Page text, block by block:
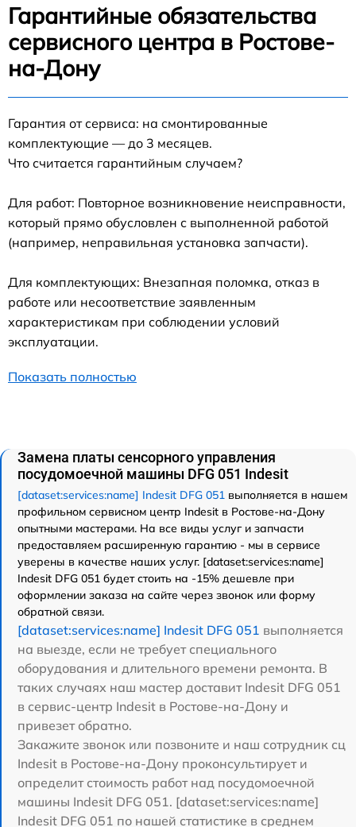
Гарантийные обязательства
сервисного центра в Ростове-
на-Дону
Гарантия от сервиса: на смонтированные
комплектующие — до 3 месяцев.
Что считается гарантийным случаем?
Для работ: Повторное возникновение неисправности,
который прямо обусловлен с выполненной работой
(например, неправильная установка запчасти).
Для комплектующих: Внезапная поломка, отказ в
работе или несоответствие заявленным
характеристикам при соблюдении условий
эксплуатации.
Показать полностью
Замена платы сенсорного управления
посудомоечной машины DFG 051 Indesit
[dataset:services:name] Indesit DFG 051 выполняется в нашем
профильном сервисном центр Indesit в Ростове-на-Дону
опытными мастерами. На все виды услуг и запчасти
предоставляем расширенную гарантию - мы в сервисе
уверены в качестве наших услуг. [dataset:services:name]
Indesit DFG 051 будет стоить на -15% дешевле при
оформлении заказа на сайте через звонок или форму
обратной связи.
[dataset:services:name] Indesit DFG 051 выполняется
на выезде, если не требует специального
оборудования и длительного времени ремонта. В
таких случаях наш мастер доставит Indesit DFG 051
в сервис-центр Indesit в Ростове-на-Дону и
привезет обратно.
Закажите звонок или позвоните и наш сотрудник сц
Indesit в Ростове-на-Дону проконсультирует и
определит стоимость работ над посудомоечной
машины Indesit DFG 051. [dataset:services:name]
Indesit DFG 051 по нашей статистике в среднем